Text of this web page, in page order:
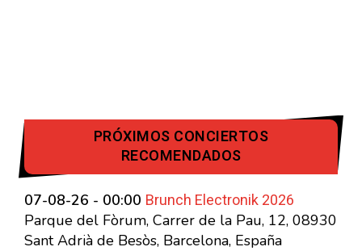
PRÓXIMOS CONCIERTOS
RECOMENDADOS
07-08-26 - 00:00 Brunch Electronik 2026
Parque del Fòrum, Carrer de la Pau, 12, 08930
Sant Adrià de Besòs, Barcelona, España